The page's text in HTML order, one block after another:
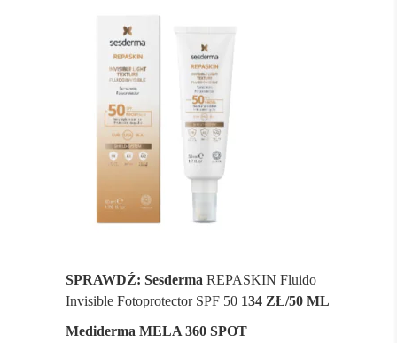
SPRAWDŹ: Sesderma REPASKIN Fluido
Invisible Fotoprotector SPF 50 134 ZŁ/50 ML
Mediderma MELA 360 SPOT